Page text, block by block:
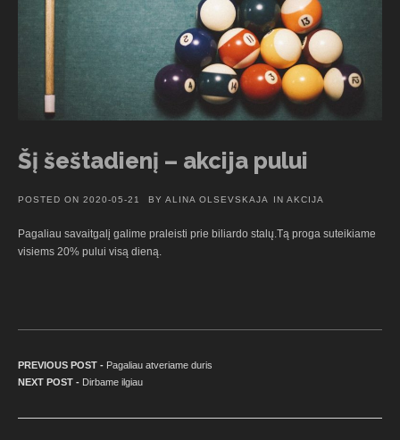
Šį šeštadienį – akcija pului
POSTED ON 2020-05-21 BY ALINA OLSEVSKAJA IN AKCIJA
Pagaliau savaitgalį galime praleisti prie biliardo stalų.Tą proga suteikiame
visiems 20% pului visą dieną.
Navigacija tarp įrašų
PREVIOUS POST - Previous post:
Pagaliau atveriame duris
NEXT POST - Next post:
Dirbame ilgiau